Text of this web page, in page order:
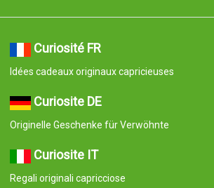
Curiosité FR
Idées cadeaux originaux capricieuses
Curiosite DE
Originelle Geschenke für Verwöhnte
Curiosite IT
Regali originali capricciose